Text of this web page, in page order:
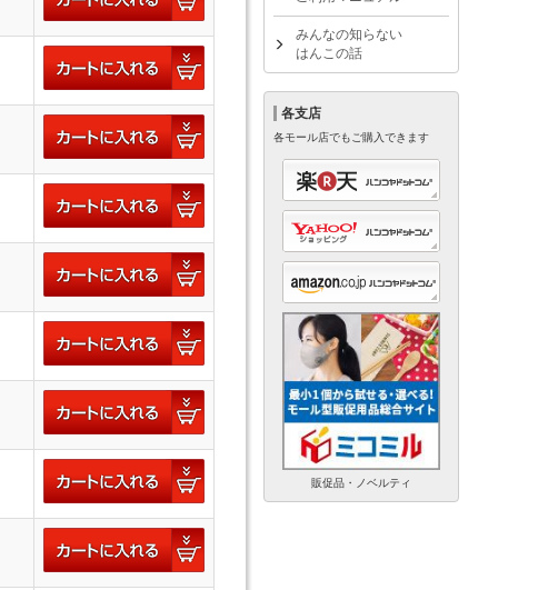
みんなの知らない
はんこの話
各支店
各モール店でもご購入できます
販促品・ノベルティ